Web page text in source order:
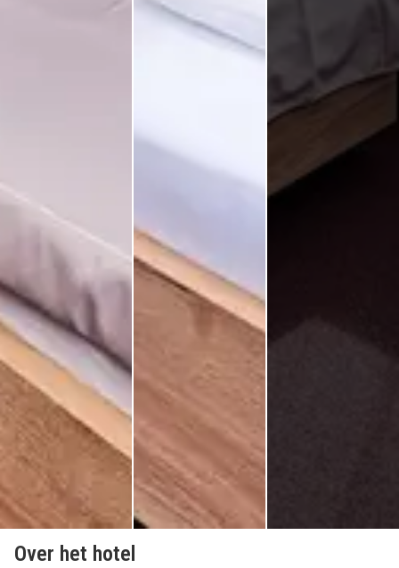
Over het hotel